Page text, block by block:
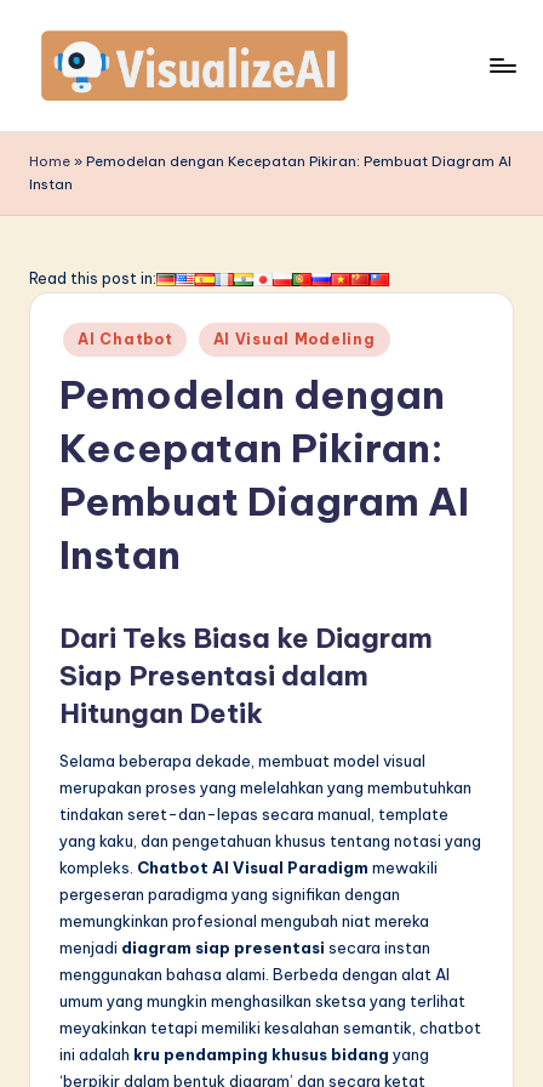
content
is
u
li
A
si
L
Home » Pemodelan dengan Kecepatan Pikiran: Pembuat Diagram AI
Instan
Read this post in:
Posted
in
AI Chatbot AI Visual Modeling
Pemodelan dengan
Kecepatan Pikiran:
Pembuat Diagram AI
Instan
Dari Teks Biasa ke Diagram
Siap Presentasi dalam
Hitungan Detik
Selama beberapa dekade, membuat model visual
merupakan proses yang melelahkan yang membutuhkan
tindakan seret-dan-lepas secara manual, template
yang kaku, dan pengetahuan khusus tentang notasi yang
kompleks. Chatbot AI Visual Paradigm mewakili
pergeseran paradigma yang signifikan dengan
memungkinkan profesional mengubah niat mereka
menjadi diagram siap presentasi secara instan
menggunakan bahasa alami. Berbeda dengan alat AI
umum yang mungkin menghasilkan sketsa yang terlihat
meyakinkan tetapi memiliki kesalahan semantik, chatbot
ini adalah kru pendamping khusus bidang yang
‘berpikir dalam bentuk diagram’ dan secara ketat